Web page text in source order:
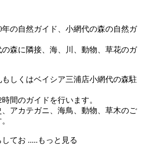
の自然ガイド、小網代の森の自然ガ
森に隣接、海、川、動物、草花のガ
しくはベイシア三浦店小網代の森駐
間のガイドを行います。
アカテガニ、海鳥、動物、草木のご
てお .....もっと見る